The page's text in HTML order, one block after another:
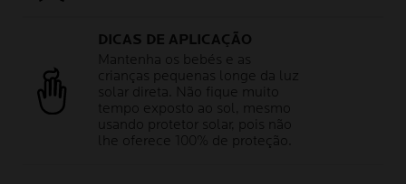
DICAS DE APLICAÇÃO
Mantenha os bebés e as
crianças pequenas longe da luz
solar direta. Não fique muito
tempo exposto ao sol, mesmo
usando protetor solar, pois não
lhe oferece 100% de proteção.